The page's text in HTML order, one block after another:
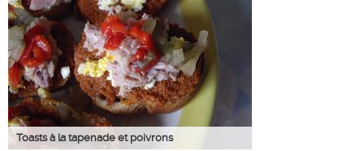
Toasts à la tapenade et poivrons